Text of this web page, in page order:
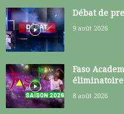
Débat de
9 août 2026
Faso
éliminatoire
8 août 2026